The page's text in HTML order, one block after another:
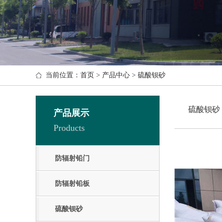
当前位置： 首页 > 产品中心 > 硫酸钡砂
产品展示
Products
防辐射铅门
防辐射铅板
硫酸钡砂
硫酸钡砂